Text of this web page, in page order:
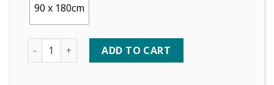
90 x 180cm
Quantity ADD TO CART